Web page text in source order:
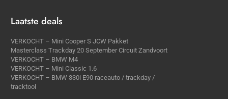
Laatste deals
VERKOCHT – Mini Cooper S JCW Pakket
Masterclass Trackday 20 September Circuit Zandvoort
VERKOCHT – BMW M4
VERKOCHT – Mini Classic 1.6
VERKOCHT – BMW 330i E90 raceauto / trackday /
tracktool